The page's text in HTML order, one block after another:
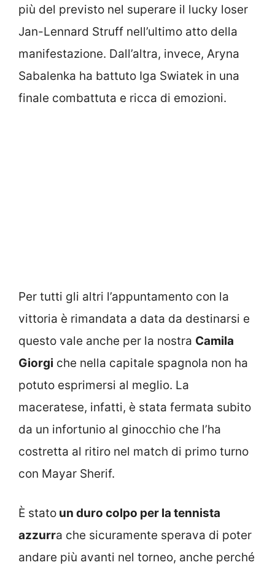
più del previsto nel superare il lucky loser
Jan-Lennard Struff nell’ultimo atto della
manifestazione. Dall’altra, invece, Aryna
Sabalenka ha battuto Iga Swiatek in una
finale combattuta e ricca di emozioni.
Per tutti gli altri l’appuntamento con la
vittoria è rimandata a data da destinarsi e
questo vale anche per la nostra Camila
Giorgi che nella capitale spagnola non ha
potuto esprimersi al meglio. La
maceratese, infatti, è stata fermata subito
da un infortunio al ginocchio che l’ha
costretta al ritiro nel match di primo turno
con Mayar Sherif.
È stato un duro colpo per la tennista
azzurra che sicuramente sperava di poter
andare più avanti nel torneo, anche perché